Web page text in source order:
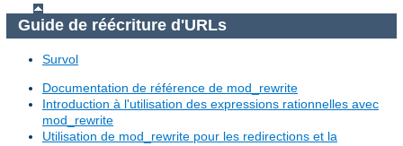
Guide de réécriture d'URLs
Survol
Documentation de référence de mod_rewrite
Introduction à l'utilisation des expressions rationnelles avec
mod_rewrite
Utilisation de mod_rewrite pour les redirections et la